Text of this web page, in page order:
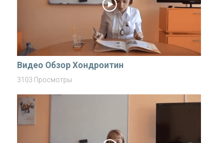
Видео Обзор Хондроитин
3103 Просмотры